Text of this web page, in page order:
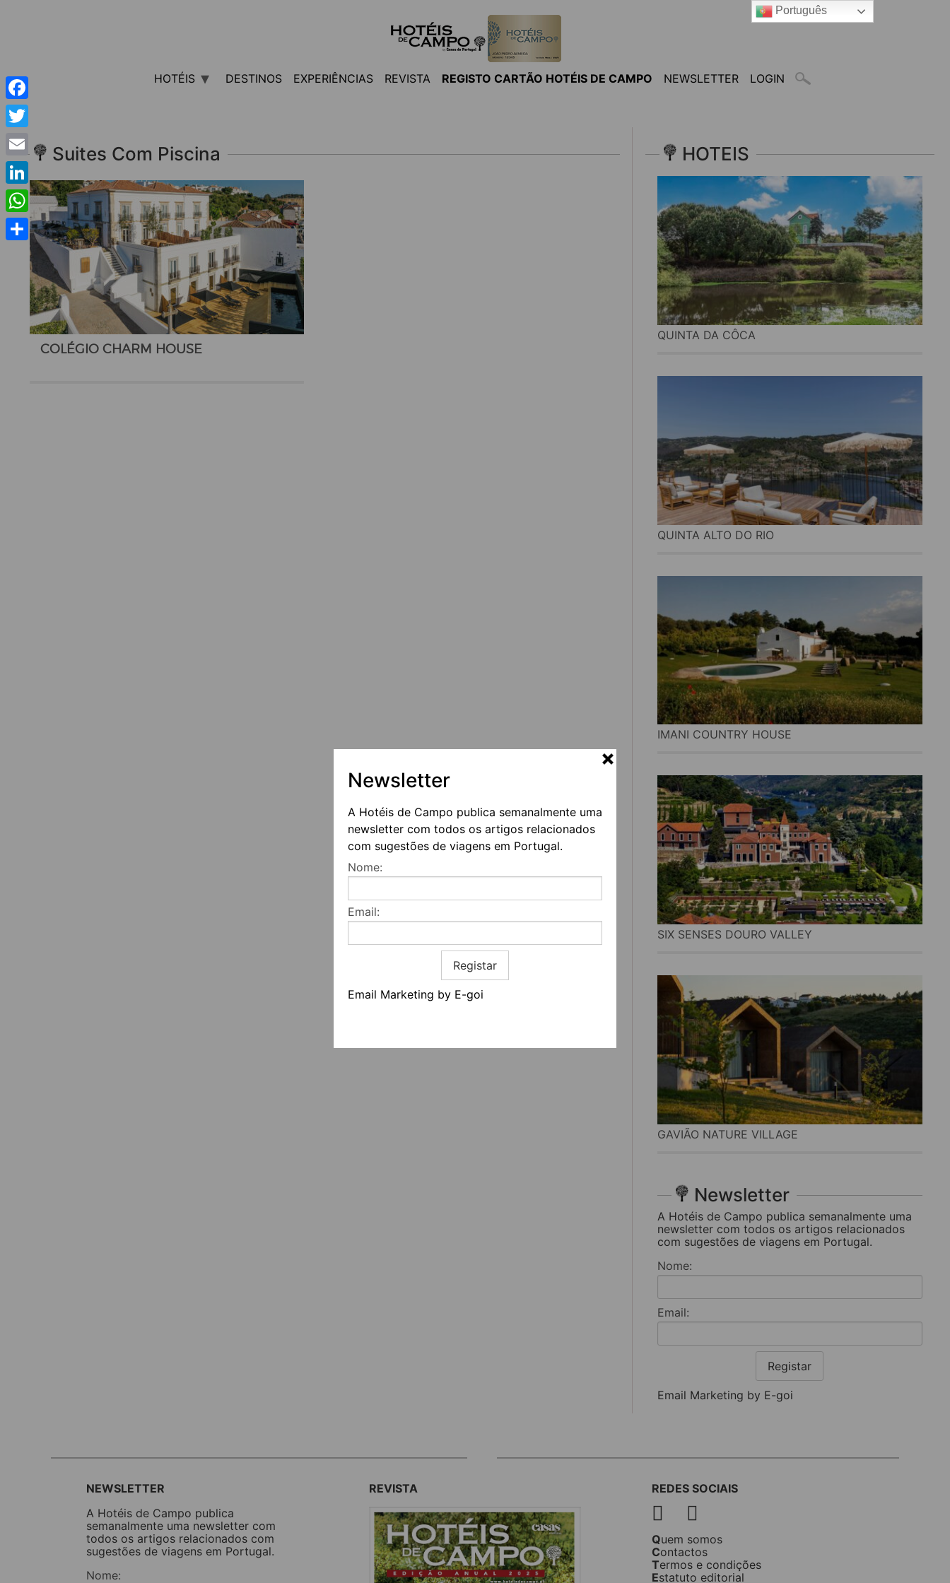
Newsletter
A Hotéis de Campo publica semanalmente uma
newsletter com todos os artigos relacionados
com sugestões de viagens em Portugal.
Nome:
Email:
Registar
Email Marketing by E-goi
HOTÉIS DESTINOS EXPERIÊNCIAS REVISTA REGISTO CARTÃO HOTÉIS DE CAMPO NEWSLETTER LOGIN
Suites Com Piscina
COLÉGIO CHARM HOUSE
HOTEIS
QUINTA DA CÔCA
QUINTA ALTO DO RIO
IMANI COUNTRY HOUSE
SIX SENSES DOURO VALLEY
GAVIÃO NATURE VILLAGE
Newsletter
A Hotéis de Campo publica semanalmente uma
newsletter com todos os artigos relacionados
com sugestões de viagens em Portugal.
Nome:
Email:
Registar
Email Marketing by E-goi
NEWSLETTER
A Hotéis de Campo publica
semanalmente uma newsletter com
todos os artigos relacionados com
sugestões de viagens em Portugal.
Nome:
REVISTA REDES SOCIAIS
Quem somos
Contactos
Termos e condições
Estatuto editorial
Facebook
Twitter
Email
LinkedIn
WhatsApp
Share
Português